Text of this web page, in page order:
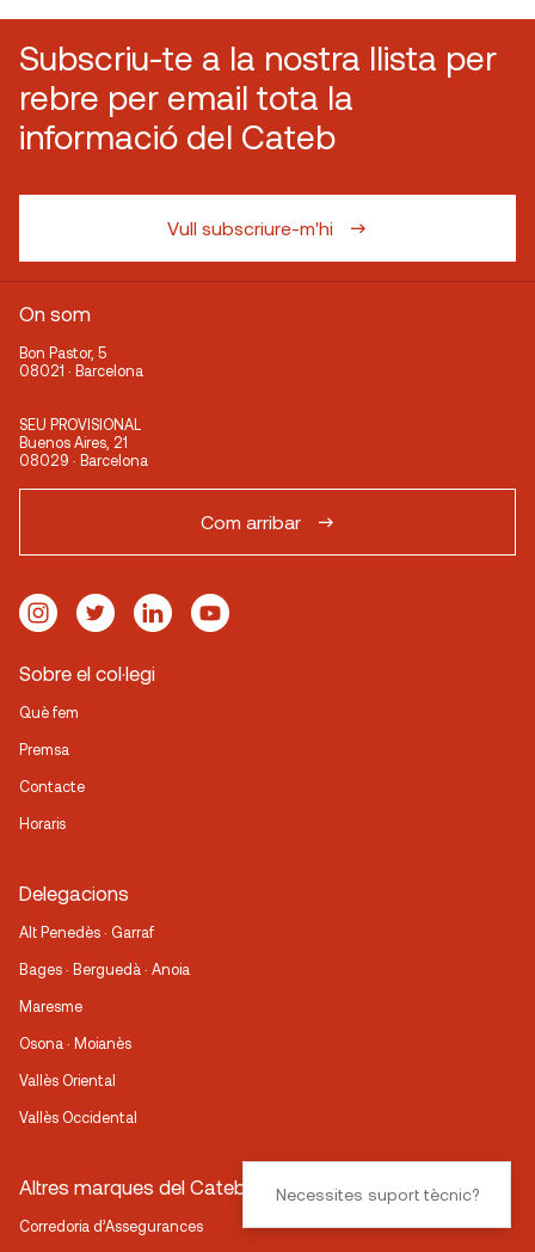
Subscriu-te a la nostra llista per
rebre per email tota la
informació del Cateb
Vull subscriure-m'hi
On som
Bon Pastor, 5
08021 · Barcelona
SEU PROVISIONAL
Buenos Aires, 21
08029 · Barcelona
Com arribar
Sobre el col·legi
Què fem
Premsa
Contacte
Horaris
Delegacions
Alt Penedès · Garraf
Bages · Berguedà · Anoia
Maresme
Osona · Moianès
Vallès Oriental
Vallès Occidental
Altres marques del Cateb
Corredoria d’Assegurances
Necessites suport tècnic?